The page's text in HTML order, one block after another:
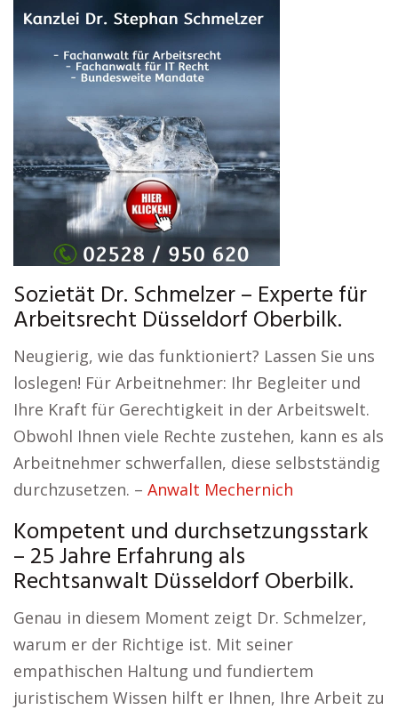
Sozietät Dr. Schmelzer – Experte für
Arbeitsrecht Düsseldorf Oberbilk.
Neugierig, wie das funktioniert? Lassen Sie uns
loslegen! Für Arbeitnehmer: Ihr Begleiter und
Ihre Kraft für Gerechtigkeit in der Arbeitswelt.
Obwohl Ihnen viele Rechte zustehen, kann es als
Arbeitnehmer schwerfallen, diese selbstständig
durchzusetzen. – Anwalt Mechernich
Kompetent und durchsetzungsstark
– 25 Jahre Erfahrung als
Rechtsanwalt Düsseldorf Oberbilk.
Genau in diesem Moment zeigt Dr. Schmelzer,
warum er der Richtige ist. Mit seiner
empathischen Haltung und fundiertem
juristischem Wissen hilft er Ihnen, Ihre Arbeit zu